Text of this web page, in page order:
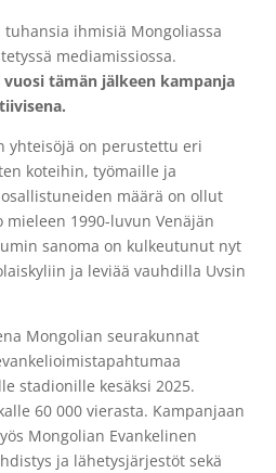
ihmisiä Mongoliassa
mediamissiossa.
tämän jälkeen kampanja
yhteisöjä on perustettu eri
koteihin, työmaille ja
määrä on ollut
1990-luvun Venäjän
sanoma on kulkeutunut nyt
ja leviää vauhdilla Uvsin
Mongolian seurakunnat
stadionille kesäksi 2025.
60 000 vierasta. Kampanjaan
Mongolian Evankelinen
ja lähetysjärjestöt sekä